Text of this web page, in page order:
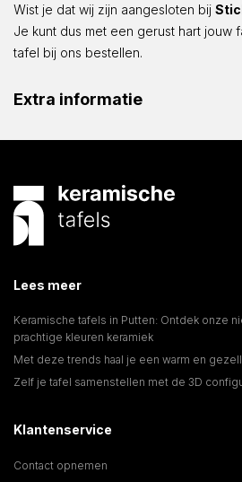
Wist je dat wij zijn aangesloten bij
Je kunt dus met een gerust hart jouw
tafel bij ons bestellen.
Extra informatie
Lees meer
Keramische tafels in Putten: Ontdek onze
prachtige kleuren keramiek
Met deze trends haal je een warm en
Zelf je tafel samenstellen met de 3D
Klantenservice
Contact opnemen